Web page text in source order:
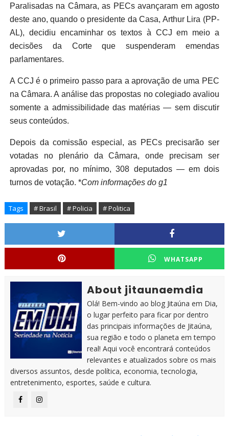
Paralisadas na Câmara, as PECs avançaram em agosto
deste ano, quando o presidente da Casa, Arthur Lira (PP-
AL), decidiu encaminhar os textos à CCJ em meio a
decisões da Corte que suspenderam emendas
parlamentares.
A CCJ é o primeiro passo para a aprovação de uma PEC
na Câmara. A análise das propostas no colegiado avaliou
somente a admissibilidade das matérias — sem discutir
seus conteúdos.
Depois da comissão especial, as PECs precisarão ser
votadas no plenário da Câmara, onde precisam ser
aprovadas por, no mínimo, 308 deputados — em dois
turnos de votação. *Com informações do g1
Tags # Brasil # Policia # Politica
WHATSAPP
About jitaunaemdia
Olá! Bem-vindo ao blog Jitaúna em Dia,
o lugar perfeito para ficar por dentro
das principais informações de Jitaúna,
sua região e todo o planeta em tempo
real! Aqui você encontrará conteúdos
relevantes e atualizados sobre os mais
diversos assuntos, desde política, economia, tecnologia,
entretenimento, esportes, saúde e cultura.